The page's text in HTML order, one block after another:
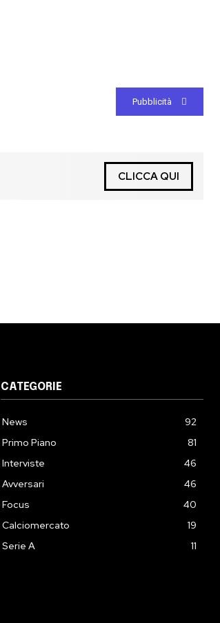
Pubblicità
CLICCA QUI
CATEGORIE
News
92
Primo Piano
81
Interviste
46
Avversari
46
Focus
40
Calciomercato
19
Serie A
11